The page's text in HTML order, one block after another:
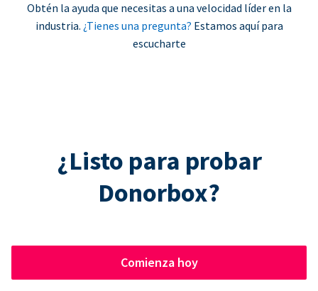
Obtén la ayuda que necesitas a una velocidad líder en la
industria. ¿Tienes una pregunta? Estamos aquí para
escucharte
¿Listo para probar
Donorbox?
Comienza hoy